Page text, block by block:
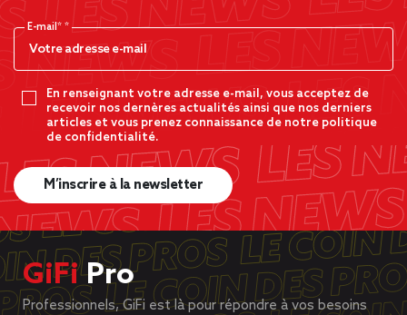
E-mail*
En renseignant votre adresse e-mail, vous acceptez de
recevoir nos dernères actualités ainsi que nos derniers
articles et vous prenez connaissance de notre politique
de confidentialité.
M’inscrire à la newsletter
GiFiPro
Professionnels, GiFi est là pour répondre à vos besoins